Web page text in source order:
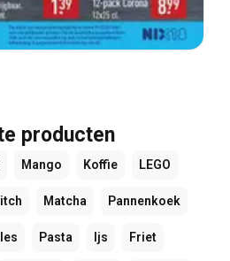
producten
Mango Koffie LEGO
Matcha Pannenkoek
Pasta Ijs Friet